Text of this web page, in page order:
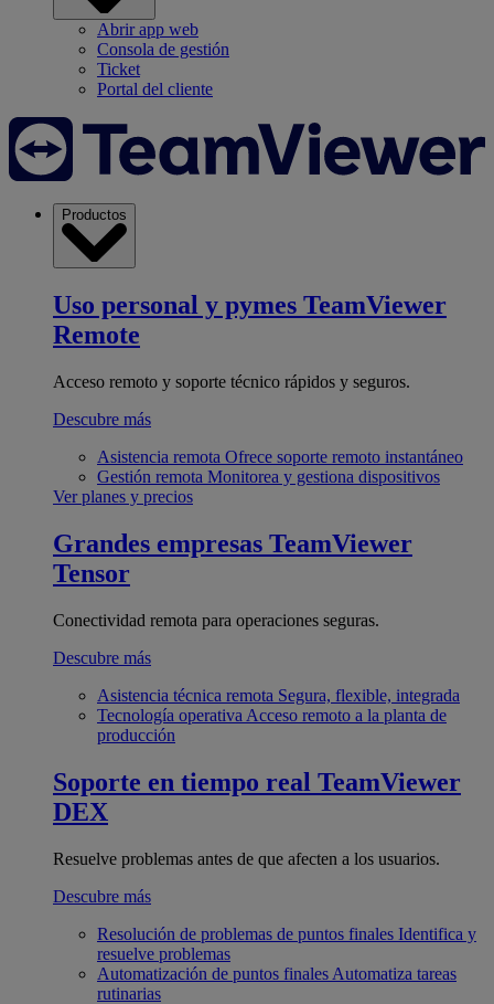
Abrir app web
Consola de gestión
Ticket
Portal del cliente
Productos
Uso personal y pymes TeamViewer
Remote
Acceso remoto y soporte técnico rápidos y seguros.
Descubre más
Asistencia remota Ofrece soporte remoto instantáneo
Gestión remota Monitorea y gestiona dispositivos
Ver planes y precios
Grandes empresas TeamViewer
Tensor
Conectividad remota para operaciones seguras.
Descubre más
Asistencia técnica remota Segura, flexible, integrada
Tecnología operativa Acceso remoto a la planta de
producción
Soporte en tiempo real TeamViewer
DEX
Resuelve problemas antes de que afecten a los usuarios.
Descubre más
Resolución de problemas de puntos finales Identifica y
resuelve problemas
Automatización de puntos finales Automatiza tareas
rutinarias